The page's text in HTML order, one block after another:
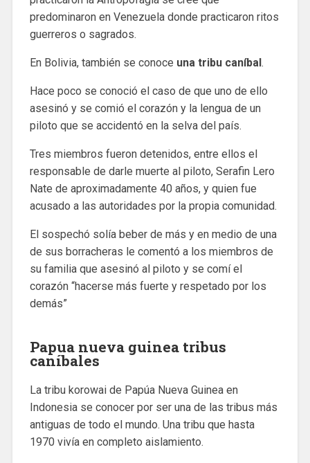
predominaron en Venezuela donde practicaron ritos
guerreros o sagrados.
En Bolivia, también se conoce una tribu caníbal.
Hace poco se conoció el caso de que uno de ello
asesinó y se comió el corazón y la lengua de un
piloto que se accidentó en la selva del país.
Tres miembros fueron detenidos, entre ellos el
responsable de darle muerte al piloto, Serafin Lero
Nate de aproximadamente 40 años, y quien fue
acusado a las autoridades por la propia comunidad.
El sospechó solía beber de más y en medio de una
de sus borracheras le comentó a los miembros de
su familia que asesinó al piloto y se comí el
corazón “hacerse más fuerte y respetado por los
demás”
Papua nueva guinea tribus
caníbales
La tribu korowai de Papúa Nueva Guinea en
Indonesia se conocer por ser una de las tribus más
antiguas de todo el mundo. Una tribu que hasta
1970 vivía en completo aislamiento.